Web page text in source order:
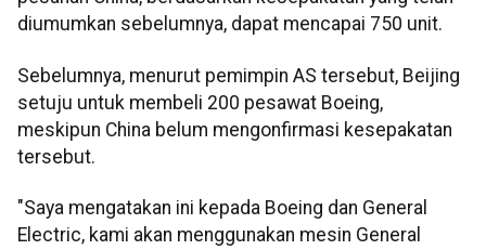
diumumkan sebelumnya, dapat mencapai 750 unit.
Sebelumnya, menurut pemimpin AS tersebut, Beijing
setuju untuk membeli 200 pesawat Boeing,
meskipun China belum mengonfirmasi kesepakatan
tersebut.
"Saya mengatakan ini kepada Boeing dan General
Electric, kami akan menggunakan mesin General